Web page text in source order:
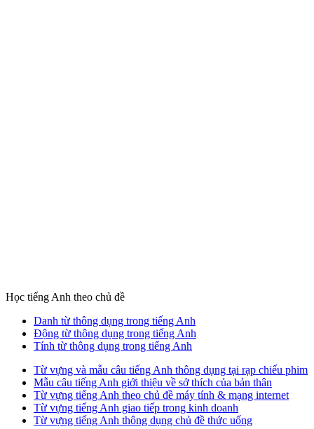
Học tiếng Anh theo chủ đề
Danh từ thông dụng trong tiếng Anh
Động từ thông dụng trong tiếng Anh
Tính từ thông dụng trong tiếng Anh
Từ vựng và mẫu câu tiếng Anh thông dụng tại rạp chiếu phim
Mẫu câu tiếng Anh giới thiệu về sở thích của bản thân
Từ vựng tiếng Anh theo chủ đề máy tính & mạng internet
Từ vựng tiếng Anh giao tiếp trong kinh doanh
Từ vựng tiếng Anh thông dụng chủ đề thức uống